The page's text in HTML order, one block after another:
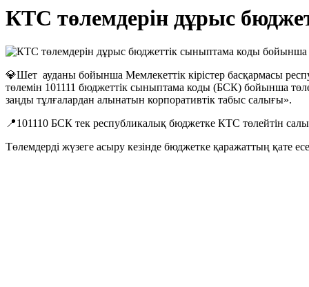
КТС төлемдерін дұрыс
💎Шет ауданы бойынша Мемлекеттік кірістер басқармасы
төлемін 101111 бюджеттік сыныптама коды (БСК) бойынша төлеу
заңды тұлғалардан алынатын корпоративтік табыс салығы».
📍101110 БСК тек республикалық бюджетке КТС төлейтін
Төлемдерді жүзеге асыру кезінде бюджетке қаражаттың қате